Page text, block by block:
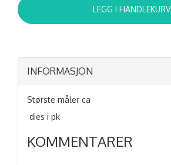
LEGG I HANDLEKURV
INFORMASJON
Største måler ca
dies i pk
KOMMENTARER